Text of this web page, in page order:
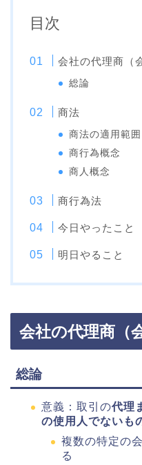
目次
会社の代理商（
総論
商法
商法の適用範囲
商行為概念
商人概念
商行為法
今日やったこと
明日やること
会社の代理商（
総論
意義：取引の代理
の使用人でないも
複数の特定の
る